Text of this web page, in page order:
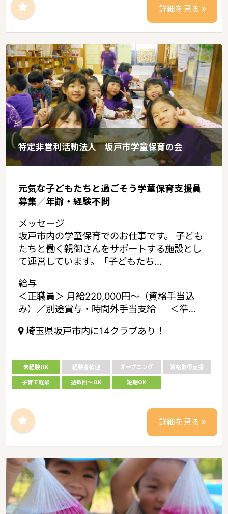
詳細を見る
特定非営利活動法人 坂戸市学童保育の会
元気な子どもたちと過ごそう学童保育支援員
募集／年齢・経験不問
メッセージ
坂戸市内の学童保育でのお仕事です。 子ども
たちと働く親御さんをサポートする施設とし
て運営しています。「子どもたち...
給与
＜正職員＞ 月給220,000円～（資格手当込
み）／別途賞与・時間外手当支給 ＜準...
埼玉県坂戸市内に14クラブあり！
未経験OK 経験者歓迎 オープニング 資格取得支援
子育て経験 週数回～OK 短期OK
詳細を見る